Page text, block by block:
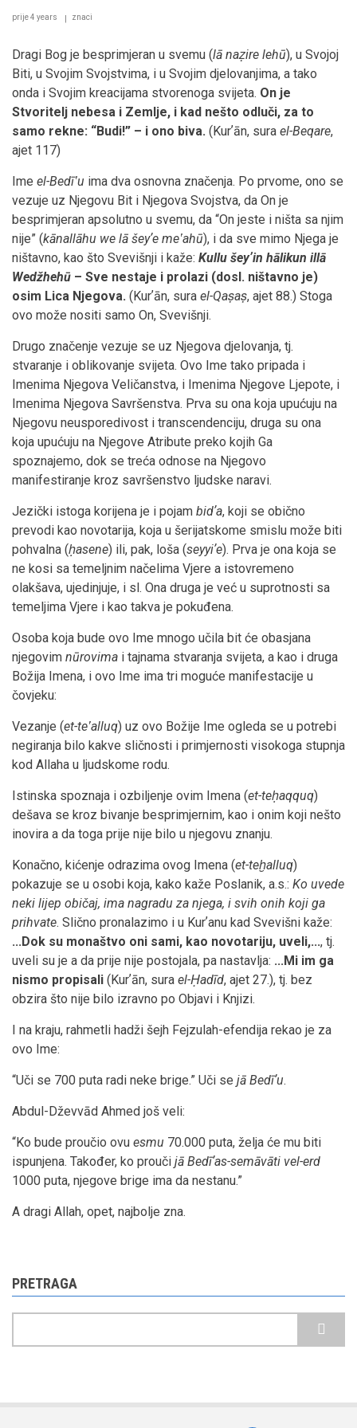
prije 4 years znaci
Dragi Bog je besprimjeran u svemu (lā naẓire lehū), u Svojoj
Biti, u Svojim Svojstvima, i u Svojim djelovanjima, a tako
onda i Svojim kreacijama stvorenoga svijeta. On je
Stvoritelj nebesa i Zemlje, i kad nešto odluči, za to
samo rekne: “Budi!” – i ono biva. (Kurʼān, sura el-Beqare,
ajet 117)
Ime el-Bedīʽu ima dva osnovna značenja. Po prvome, ono se
vezuje uz Njegovu Bit i Njegova Svojstva, da On je
besprimjeran apsolutno u svemu, da “On jeste i ništa sa njim
nije” (kānallāhu we lā šeyʼe meʽahū), i da sve mimo Njega je
ništavno, kao što Svevišnji i kaže: Kullu šeyʼin hālikun illā
Wedžhehū – Sve nestaje i prolazi (dosl. ništavno je)
osim Lica Njegova. (Kurʼān, sura el-Qaṣaṣ, ajet 88.) Stoga
ovo može nositi samo On, Svevišnji.
Drugo značenje vezuje se uz Njegova djelovanja, tj.
stvaranje i oblikovanje svijeta. Ovo Ime tako pripada i
Imenima Njegova Veličanstva, i Imenima Njegove Ljepote, i
Imenima Njegova Savršenstva. Prva su ona koja upućuju na
Njegovu neusporedivost i transcendenciju, druga su ona
koja upućuju na Njegove Atribute preko kojih Ga
spoznajemo, dok se treća odnose na Njegovo
manifestiranje kroz savršenstvo ljudske naravi.
Jezički istoga korijena je i pojam bidʼa, koji se obično
prevodi kao novotarija, koja u šerijatskome smislu može biti
pohvalna (ḥasene) ili, pak, loša (seyyiʼe). Prva je ona koja se
ne kosi sa temeljnim načelima Vjere a istovremeno
olakšava, ujedinjuje, i sl. Ona druga je već u suprotnosti sa
temeljima Vjere i kao takva je pokuđena.
Osoba koja bude ovo Ime mnogo učila bit će obasjana
njegovim nūrovima i tajnama stvaranja svijeta, a kao i druga
Božija Imena, i ovo Ime ima tri moguće manifestacije u
čovjeku:
Vezanje (et-teʽalluq) uz ovo Božije Ime ogleda se u potrebi
negiranja bilo kakve sličnosti i primjernosti visokoga stupnja
kod Allaha u ljudskome rodu.
Istinska spoznaja i ozbiljenje ovim Imena (et-teḥaqquq)
dešava se kroz bivanje besprimjernim, kao i onim koji nešto
inovira a da toga prije nije bilo u njegovu znanju.
Konačno, kićenje odrazima ovog Imena (et-teḫalluq)
pokazuje se u osobi koja, kako kaže Poslanik, a.s.: Ko uvede
neki lijep običaj, ima nagradu za njega, i svih onih koji ga
prihvate. Slično pronalazimo i u Kurʼanu kad Svevišni kaže:
...Dok su monaštvo oni sami, kao novotariju, uveli,..., tj.
uveli su je a da prije nije postojala, pa nastavlja: ...Mi im ga
nismo propisali (Kurʼān, sura el-Ḥadīd, ajet 27.), tj. bez
obzira što nije bilo izravno po Objavi i Knjizi.
I na kraju, rahmetli hadži šejh Fejzulah-efendija rekao je za
ovo Ime:
“Uči se 700 puta radi neke brige.” Uči se jā Bedīʼu.
Abdul-Dževvād Ahmed još veli:
“Ko bude proučio ovu esmu 70.000 puta, želja će mu biti
ispunjena. Također, ko prouči jā Bedīʼas-semāvāti vel-erd
1000 puta, njegove brige ima da nestanu.”
A dragi Allah, opet, najbolje zna.
PRETRAGA